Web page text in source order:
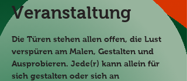
Veranstaltung
Die Türen stehen allen offen, die Lust
verspüren am Malen, Gestalten und
Ausprobieren. Jede(r) kann allein für
sich gestalten oder sich an